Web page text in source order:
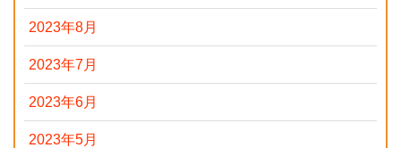
2023年8月
2023年7月
2023年6月
2023年5月